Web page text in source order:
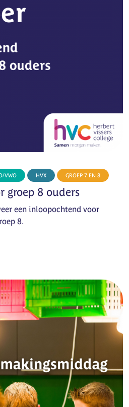
VWO HVX GROEP 7 EN 8
groep 8 ouders
een inloopochtend voor
8.